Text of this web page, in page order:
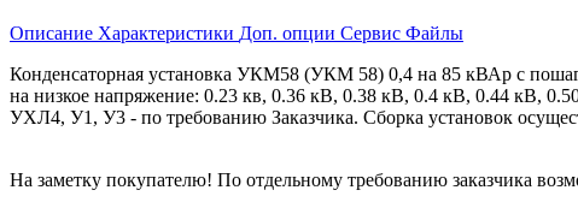
Описание Характеристики Доп. опции Сервис Файлы
Конденсаторная установка УКМ58 (УКМ 58) 0,4 на 85 кВАр с
на низкое напряжение: 0.23 кв, 0.36 кВ, 0.38 кВ, 0.4 кВ, 0.44 кВ,
УХЛ4, У1, У3 - по требованию Заказчика. Сборка установок
На заметку покупателю! По отдельному требованию заказчика